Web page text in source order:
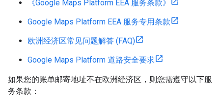
《Google Maps Platform EEA 服务条款》
Google Maps Platform EEA 服务专用条款
欧洲经济区常见问题解答 (FAQ)
Google Maps Platform 道路安全要求
如果您的账单邮寄地址不在欧洲经济区，则您需遵守以下服
务条款：